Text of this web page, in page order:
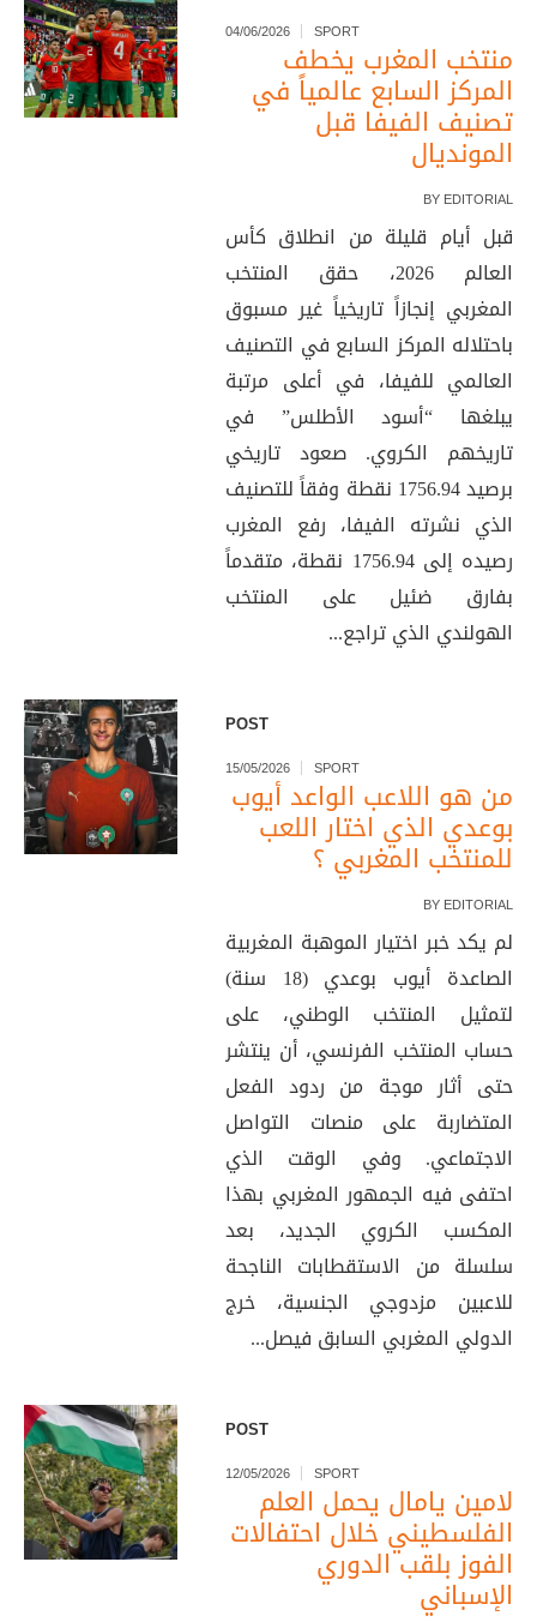
04/06/2026 SPORT
منتخب المغرب يخطف
المركز السابع عالمياً في
تصنيف الفيفا قبل
المونديال
BY EDITORIAL
قبل أيام قليلة من انطلاق كأس
العالم 2026، حقق المنتخب
المغربي إنجازاً تاريخياً غير مسبوق
باحتلاله المركز السابع في التصنيف
العالمي للفيفا، في أعلى مرتبة
يبلغها “أسود الأطلس” في
تاريخهم الكروي. صعود تاريخي
برصيد 1756.94 نقطة وفقاً للتصنيف
الذي نشرته الفيفا، رفع المغرب
رصيده إلى 1756.94 نقطة، متقدماً
بفارق ضئيل على المنتخب
الهولندي الذي تراجع...
POST
15/05/2026 SPORT
من هو اللاعب الواعد أيوب
بوعدي الذي اختار اللعب
للمنتخب المغربي ؟
BY EDITORIAL
لم يكد خبر اختيار الموهبة المغربية
الصاعدة أيوب بوعدي (18 سنة)
لتمثيل المنتخب الوطني، على
حساب المنتخب الفرنسي، أن ينتشر
حتى أثار موجة من ردود الفعل
المتضاربة على منصات التواصل
الاجتماعي. وفي الوقت الذي
احتفى فيه الجمهور المغربي بهذا
المكسب الكروي الجديد، بعد
سلسلة من الاستقطابات الناجحة
للاعبين مزدوجي الجنسية، خرج
الدولي المغربي السابق فيصل...
POST
12/05/2026 SPORT
لامين يامال يحمل العلم
الفلسطيني خلال احتفالات
الفوز بلقب الدوري
الإسباني